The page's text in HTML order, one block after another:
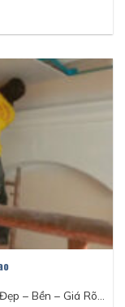
– Bền – Giá Rõ...